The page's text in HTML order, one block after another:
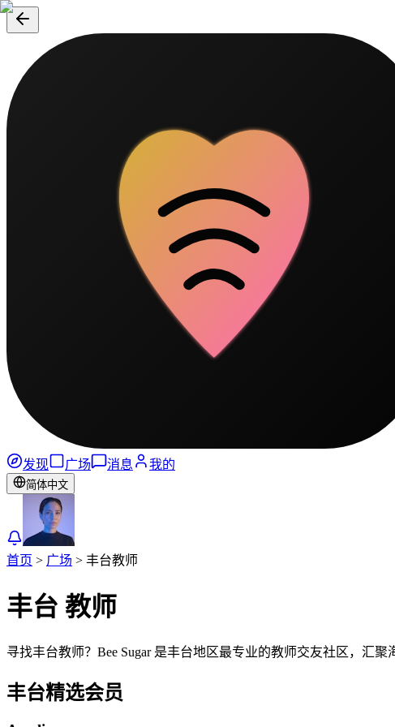
发现
广场 消息 我的
简体中文
首页 > 广场 > 丰台教师
丰台 教师
寻找丰台教师？Bee Sugar 是丰台地区最专业的教师交友社区，汇
丰台精选会员